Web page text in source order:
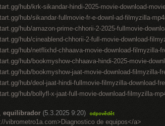
hub/krk-sikandar-hindi-2025-movie-download-
hub/sikandar-fullmovie-fr-e-downl-ad-filmyzilla-
hub/amazon-prime-chhorii-2-2025-fullmovie-
hub/cineablend-chhorii-2-full-movie-download-
hub/netflixhd-chhaava-movie-download-filmyzilla-
hub/bookmyshow-chhaava-hindi-2025-movie-
hub/bookmyshow-jaat-movie-download-filmyzilla-
hub/deol-jaat-hindi-fullmovie-filmyzilla-download-
hub/bollyfl-x-jaat-full-movie-download-filmyzilla-
, equilibrador (5.3.2025 9:20) odpovědět
vibrometro1a.com>Diagnostico de equipos</a>